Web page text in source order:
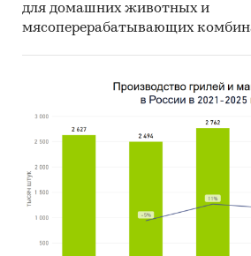
Материалы Index Mundi.
Объем и структура выборки
Процедура контент-анализа
совокупности. Обработке и
все доступные исследователю
Промышленность
Медицинское оборудование
для домашних животных и
мясоперерабатывающих